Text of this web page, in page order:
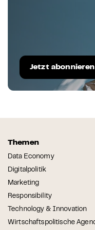
Jetzt abonnieren
Themen
Data Economy
Digitalpolitik
Marketing
Responsibility
Technology & Innovation
Wirtschaftspolitische